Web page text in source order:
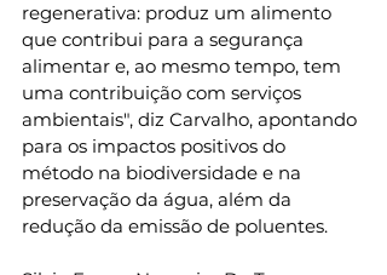
regenerativa: produz um alimento
que contribui para a segurança
alimentar e, ao mesmo tempo, tem
uma contribuição com serviços
ambientais", diz Carvalho, apontando
para os impactos positivos do
método na biodiversidade e na
preservação da água, além da
redução da emissão de poluentes.